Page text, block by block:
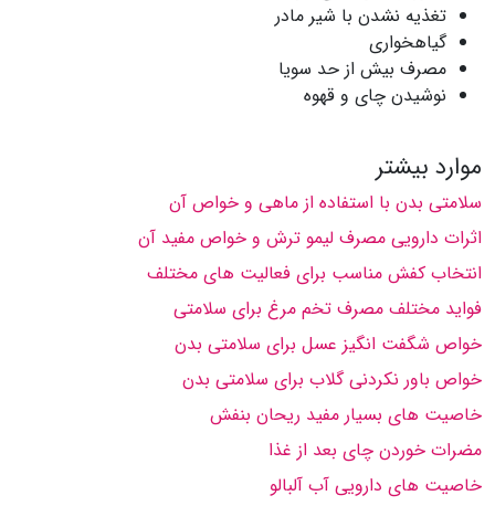
تغذیه نشدن با شیر مادر
گیاهخواری
مصرف بیش از حد سویا
نوشیدن چای و قهوه
موارد بیشتر
سلامتی بدن با استفاده از ماهی و خواص آن
اثرات دارویی مصرف لیمو ترش و خواص مفید آن
انتخاب کفش مناسب برای فعالیت های مختلف
فواید مختلف مصرف تخم مرغ برای سلامتی
خواص شگفت انگیز عسل برای سلامتی بدن
خواص باور نکردنی گلاب برای سلامتی بدن
خاصیت های بسیار مفید ریحان بنفش
مضرات خوردن چای بعد از غذا
خاصیت های دارویی آب آلبالو